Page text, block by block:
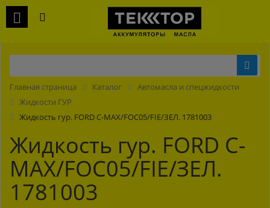
Главная страница Каталог
Автомасла и спецжидкости
Жидкости ГУР
Жидкость гур. FORD C-MAX/FOC05/FIE/ЗЕЛ. 1781003
Жидкость гур. FORD C-
MAX/FOC05/FIE/ЗЕЛ.
1781003